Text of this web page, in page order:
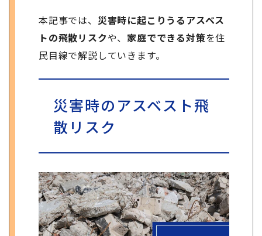
本記事では、 災害時に起こりうるアスベス
トの飛散リスクや、家庭でできる対策を住
民目線で解説していきます。
災害時のアスベスト飛
散リスク